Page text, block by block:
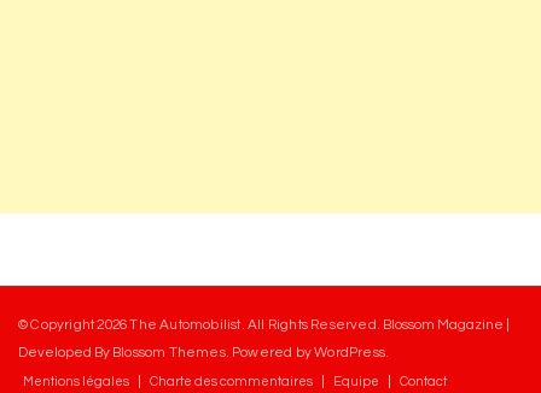
© Copyright 2026The Automobilist. All Rights Reserved. Blossom Magazine |
Developed By Blossom Themes. Powered byWordPress
Mentions légales Charte des commentaires Equipe Contact